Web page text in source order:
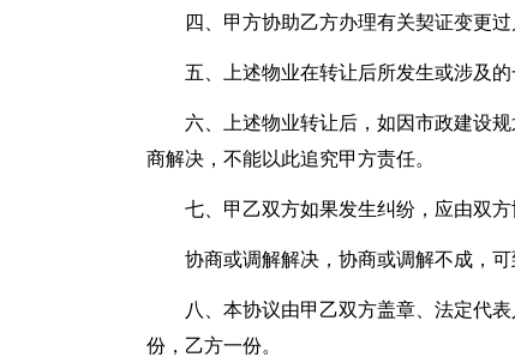
四、甲方协助乙方办理有关契证变更
五、上述物业在转让后所发生或涉及
六、上述物业转让后，如因市政建设
商解决，不能以此追究甲方责任。
七、甲乙双方如果发生纠纷，应由双方
协商或调解解决，协商或调解不成，可
八、本协议由甲乙双方盖章、法定代
份，乙方一份。